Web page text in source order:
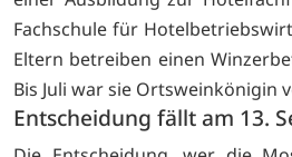
Fachschule für
Eltern betreiben einen
Bis Juli war sie Ortsweinkönigin
Entscheidung fällt am 13.